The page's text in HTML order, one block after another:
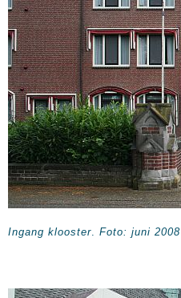
Ingang klooster. Foto: juni 2008